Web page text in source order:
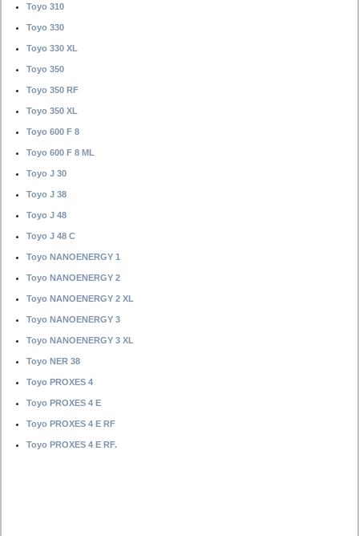
Toyo 310
Toyo 330
Toyo 330 XL
Toyo 350
Toyo 350 RF
Toyo 350 XL
Toyo 600 F 8
Toyo 600 F 8 ML
Toyo J 30
Toyo J 38
Toyo J 48
Toyo J 48 C
Toyo NANOENERGY 1
Toyo NANOENERGY 2
Toyo NANOENERGY 2 XL
Toyo NANOENERGY 3
Toyo NANOENERGY 3 XL
Toyo NER 38
Toyo PROXES 4
Toyo PROXES 4 E
Toyo PROXES 4 E RF
Toyo PROXES 4 E RF.